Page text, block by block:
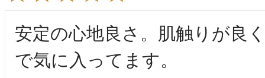
安定の心地良さ。肌触りが良
で気に入ってます。